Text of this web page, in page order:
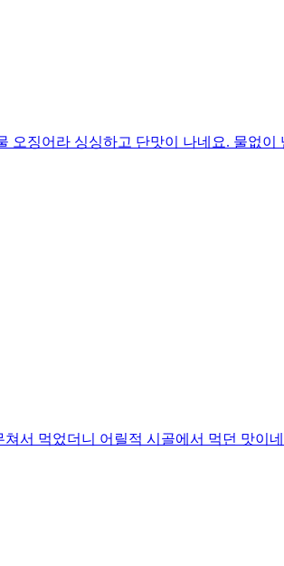
징어라 싱싱하고 단맛이 나네요. 물없
서 먹었더니 어릴적 시골에서 먹던 맛이